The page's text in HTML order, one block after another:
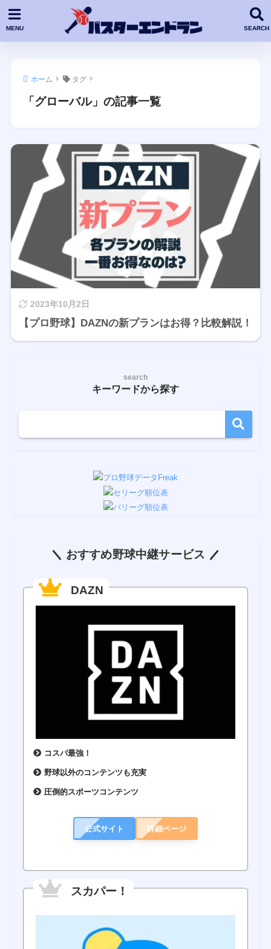
ホーム タグ
「グローバル」の記事一覧
2023年10月2日
【プロ野球】DAZNの新プランはお得？比較解説！
search
キーワードから探す
おすすめ野球中継サービス
DAZN
コスパ最強！
野球以外のコンテンツも充実
圧倒的スポーツコンテンツ
公式サイト 詳細ページ
スカパー！